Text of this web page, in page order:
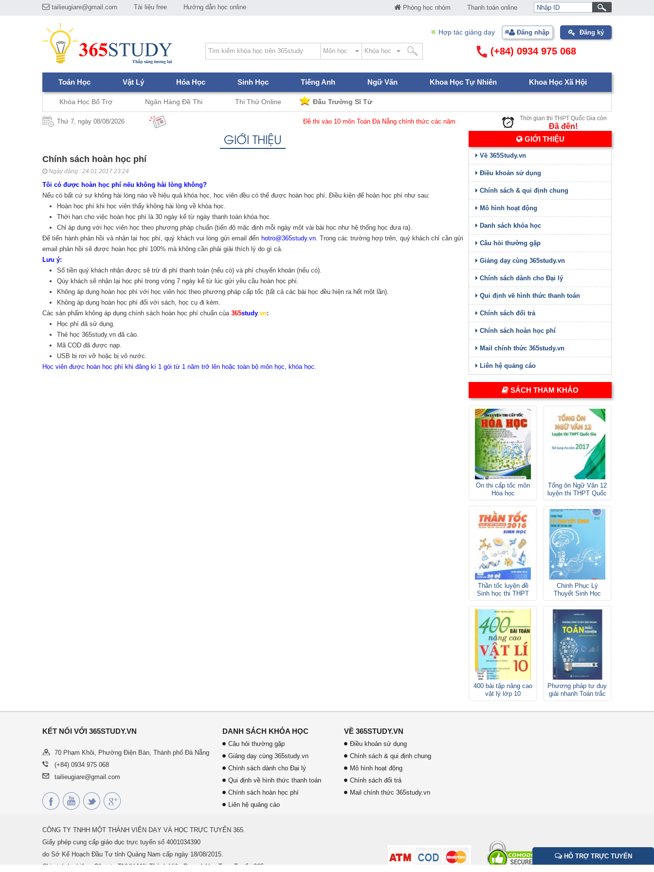
tailieugiare@gmail.com Tài liệu free Hướng dẫn học online Phòng học nhóm Thanh toán online
Hợp tác giảng dạy Đăng nhập Đăng ký
(+84) 0934 975 068
Toán Học Vật Lý Hóa Học Sinh Học Tiếng Anh Ngữ Văn Khoa Học Tự Nhiên Khoa Học Xã Hội
Khóa Học Bổ Trợ Ngân Hàng Đề Thi Thi Thử Online Đấu Trường Sĩ Tử
Thứ 7, ngày 08/08/2026 Đề thi vào 10 môn Toán Đà Nẵng chính thức các năm Thời gian thi THPT Quốc Gia còn
Ðã đến!
GIỚI THIỆU
Chính sách hoàn học phí
Ngày đăng : 24.01.2017 23:24
Tôi có được hoàn học phí nếu không hài lòng không?
Nếu có bất cứ sự không hài lòng nào về hiệu quả khóa học, học viên đều có thể được hoàn học phí. Điều kiện để hoàn học phí như sau:
Hoàn học phí khi học viên thấy không hài lòng về khóa học.
Thời hạn cho việc hoàn học phí là 30 ngày kể từ ngày thanh toán khóa học.
Chỉ áp dụng với học viên học theo phương pháp chuẩn (tiến độ mặc định mỗi ngày một vài bài học như hệ thống học đưa ra).
Để tiến hành phản hồi và nhận lại học phí, quý khách vui lòng gửi email đến hotro@365study.vn. Trong các trường hợp trên, quý khách chỉ cần gửi
email phản hồi sẽ được hoàn học phí 100% mà không cần phải giải thích lý do gì cả.
Lưu ý:
Số tiền quý khách nhận được sẽ trừ đi phí thanh toán (nếu có) và phí chuyển khoản (nếu có).
Qúy khách sẽ nhận lại học phí trong vòng 7 ngày kể từ lúc gửi yêu cầu hoàn học phí.
Không áp dụng hoàn học phí với học viên học theo phương pháp cấp tốc (tất cả các bài học đều hiện ra hết một lần).
Không áp dụng hoàn học phí đối với sách, học cụ đi kèm.
Các sản phẩm không áp dụng chính sách hoàn học phí chuẩn của 365study.vn:
Học phí đã sử dụng.
Thẻ học 365study.vn đã cào.
Mã COD đã được nạp.
USB bị rơi vỡ hoặc bị vô nước.
Học viên được hoàn học phí khi đăng kí 1 gói từ 1 năm trở lên hoặc toàn bộ môn học, khóa học.
GIỚI THIỆU
Về 365Study.vn
Điều khoản sử dụng
Chính sách & qui định chung
Mô hình hoạt động
Danh sách khóa học
Câu hỏi thường gặp
Giảng dạy cùng 365study.vn
Chính sách dành cho Đại lý
Qui định về hình thức thanh toán
Chính sách đổi trả
Chính sách hoàn học phí
Mail chính thức 365study.vn
Liên hệ quảng cáo
SÁCH THAM KHẢO
Ôn thi cấp tốc môn
Hóa học
Tổng ôn Ngữ Văn 12
luyện thi THPT Quốc
Thần tốc luyện đề
Sinh học thi THPT
Chinh Phục Lý
Thuyết Sinh Học
400 bài tập nâng cao
vật lý lớp 10
Phương pháp tư duy
giải nhanh Toán trắc
KẾT NỐI VỚI 365STUDY.VN
70 Phạm Khôi, Phường Điện Bàn, Thành phố Đà Nẵng
(+84) 0934 975 068
tailieugiare@gmail.com
DANH SÁCH KHÓA HỌC
Câu hỏi thường gặp
Giảng dạy cùng 365study.vn
Chính sách dành cho Đại lý
Qui định về hình thức thanh toán
Chính sách hoàn học phí
Liên hệ quảng cáo
VỀ 365STUDY.VN
Điều khoản sử dụng
Chính sách & qui định chung
Mô hình hoạt động
Chính sách đổi trả
Mail chính thức 365study.vn
CÔNG TY TNHH MỘT THÀNH VIÊN DẠY VÀ HỌC TRỰC TUYẾN 365.
Giấy phép cung cấp giáo dục trực tuyến số 4001034390
do Sở Kế Hoạch Đầu Tư tỉnh Quảng Nam cấp ngày 18/08/2015.
Chịu trách nhiệm: Công ty TNHH Một Thành Viên Dạy và Học Trực Tuyến 365.
HỖ TRỢ TRỰC TUYẾN